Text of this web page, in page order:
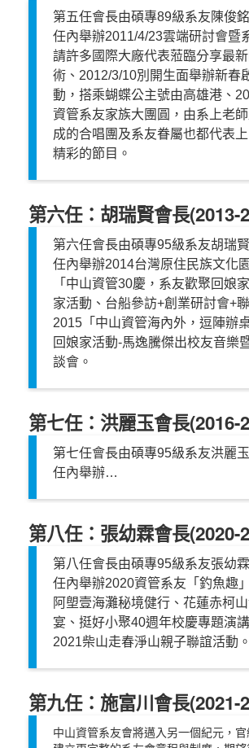
第五任會長由碩專89級系友陳俊
任內舉辦2011/4/23雲端研討會暨
請許多國際大廠代表蒞臨分享最
術、2012/3/10別開生面舉辦新春
動，搭乘蝴蝶公主號由高雄港、
資管系友家族大團圓，由系上老
成的合唱團及系友眷屬也都代表
精彩的節目。
第六任：胡瑞賢會長(2013-
第六任會長由碩專95級系友胡瑞
任內舉辦2014台灣原住民族文化
「中山資管30慶，系友歡聚回娘
家活動、台船參訪+創業研討會+
2015「中山資管海內外，逗陣辦
回娘家活動-馬逸騰傑出校友音樂
談會。
第七任：洪麗玉會長(2016-
第七任會長由碩專95級系友洪麗
任內舉辦…
第八任：張幼霖會長(2020-
第八任會長由碩專95級系友張幼
任內舉辦2020資管系友「釣魚趣
阿塱壹海灘秘境健行、花蓮赤柯
宴、挺好小聚40週年校慶專題演
2021柴山走春淨山親子聯誼活動。
第九任：施富川會長(2021-
中山資管系友會將邁入另一個紀元，官